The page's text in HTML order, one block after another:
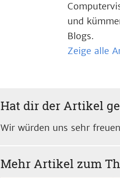
und
Blogs.
Zeige alle
Hat dir der Artikel
Wir würden uns sehr
Mehr Artikel zum